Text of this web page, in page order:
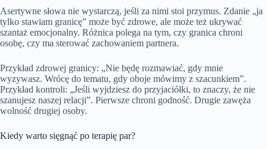
Asertywne słowa nie wystarczą, jeśli za nimi stoi przymus. Zdanie „ja
tylko stawiam granicę” może być zdrowe, ale może też ukrywać
szantaż emocjonalny. Różnica polega na tym, czy granica chroni
osobę, czy ma sterować zachowaniem partnera.
Przykład zdrowej granicy: „Nie będę rozmawiać, gdy mnie
wyzywasz. Wrócę do tematu, gdy oboje mówimy z szacunkiem”.
Przykład kontroli: „Jeśli wyjdziesz do przyjaciółki, to znaczy, że nie
szanujesz naszej relacji”. Pierwsze chroni godność. Drugie zawęża
wolność drugiej osoby.
Kiedy warto sięgnąć po terapię par?